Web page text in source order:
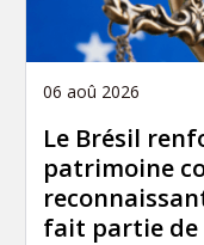
06 aoû 2026
Le Brésil
patrimoine
fait partie